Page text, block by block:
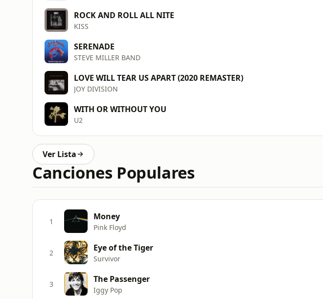
ROCK AND ROLL ALL NITE
KISS
SERENADE
STEVE MILLER BAND
LOVE WILL TEAR US APART (2020 REMASTER)
JOY DIVISION
WITH OR WITHOUT YOU
U2
Ver Lista
Canciones Populares
1 Money
Pink Floyd
2 Eye of the Tiger
Survivor
3 The Passenger
Iggy Pop